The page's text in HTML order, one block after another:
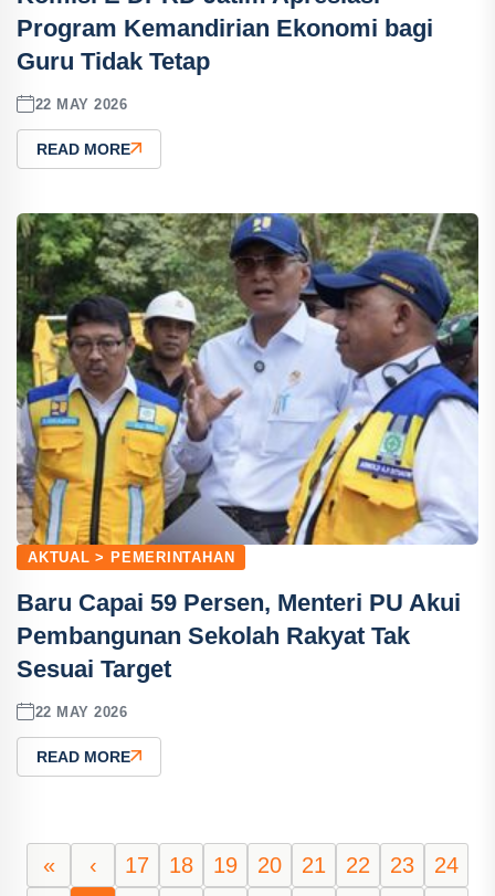
Program Kemandirian Ekonomi bagi
Guru Tidak Tetap
22 MAY 2026
READ MORE
AKTUAL > PEMERINTAHAN
Baru Capai 59 Persen, Menteri PU Akui
Pembangunan Sekolah Rakyat Tak
Sesuai Target
22 MAY 2026
READ MORE
« ‹ 17 18 19 20 21 22 23
24